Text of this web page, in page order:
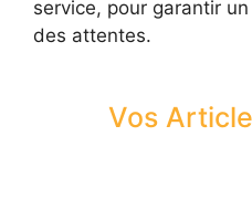
service, pour garantir
des attentes.
Vos